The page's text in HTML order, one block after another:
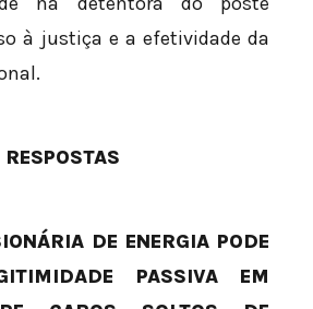
à justiça e a efetividade da
DE ENERGIA PODE
PASSIVA EM